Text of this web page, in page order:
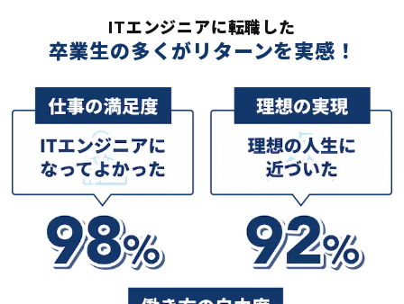
ITエンジニアに転職した
卒業生の多くがリターンを実感！